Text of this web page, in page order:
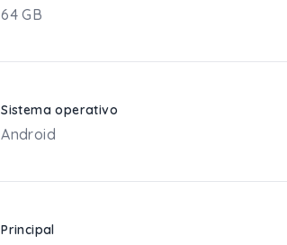
64 GB
Sistema operativo
Android
Principal